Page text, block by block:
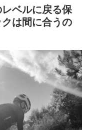
ベルに戻る保
は間に合うの